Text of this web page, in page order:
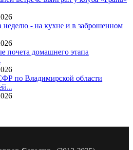
неделю - на кухне и в заброшенном
почета домашнего этапа
по Владимирской области